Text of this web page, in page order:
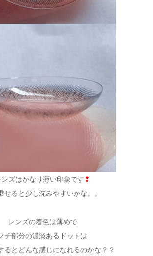
ンズはかなり薄い印象です❢
せると少し沈みやすいかな。。
レンズの着色は薄めで
チ部分の濃淡あるドットは
るとどんな感じになれるのかな？？